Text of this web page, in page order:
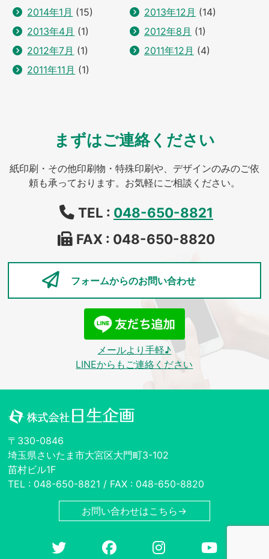
2014年1月 (15) 2013年12月 (14)
2013年4月 (1) 2012年8月 (1)
2012年7月 (1) 2011年12月 (4)
2011年11月 (1)
まずはご連絡ください
紙印刷・その他印刷物・特殊印刷や、デザインのみのご依
頼も承っております。お気軽にご相談ください。
TEL : 048-650-8821
FAX : 048-650-8820
フォームからのお問い合わせ
メールより手軽♪
LINEからもご連絡ください
〒330-0846
埼玉県さいたま市大宮区大門町3-102
苗村ビル1F
TEL : 048-650-8821 / FAX : 048-650-8820
お問い合わせはこちら→